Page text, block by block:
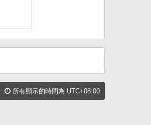
所有顯示的時間為 UTC+08:00